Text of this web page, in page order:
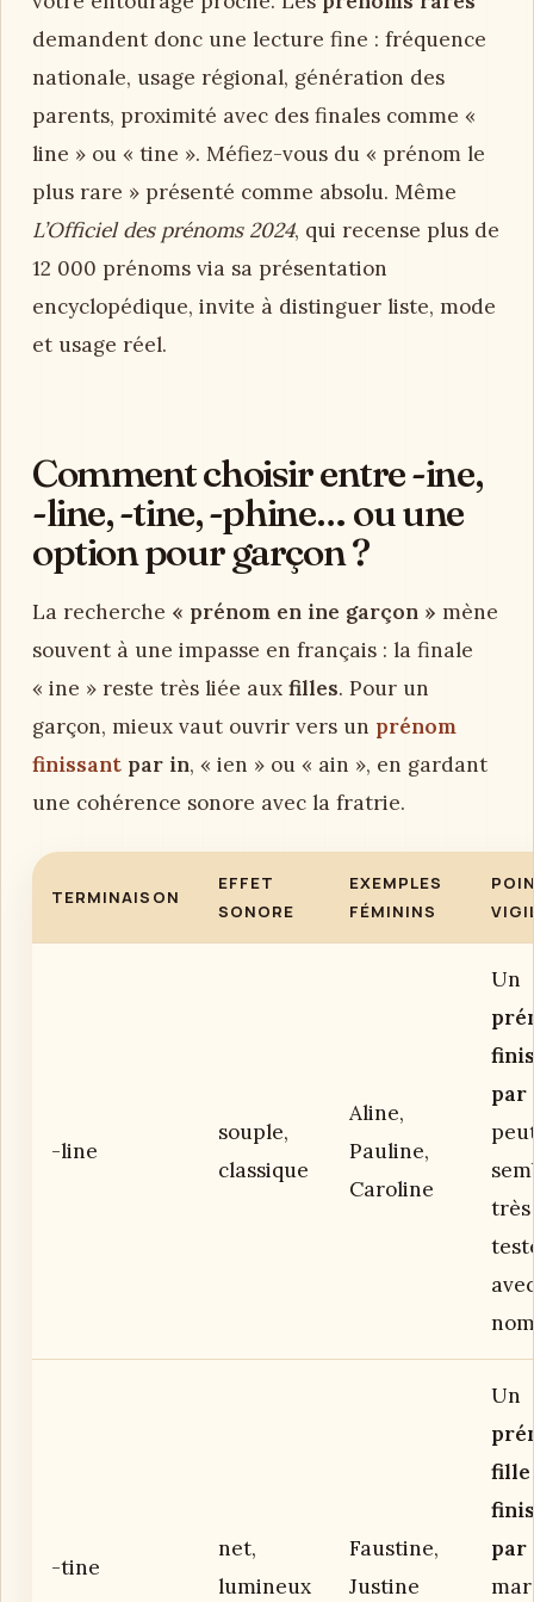
demandent donc une lecture fine : fréquence
nationale, usage régional, génération des
parents, proximité avec des finales comme «
line » ou « tine ». Méfiez-vous du « prénom le
plus rare » présenté comme absolu. Même
L’Officiel des prénoms 2024, qui recense plus de
12 000 prénoms via sa présentation
encyclopédique, invite à distinguer liste, mode
et usage réel.
Comment choisir entre -ine,
-line, -tine, -phine… ou une
option pour garçon ?
La recherche « prénom en ine garçon » mène
souvent à une impasse en français : la finale
« ine » reste très liée aux filles. Pour un
garçon, mieux vaut ouvrir vers un prénom
finissant par in, « ien » ou « ain », en gardant
une cohérence sonore avec la fratrie.
TERMINAISON
EFFET
SONORE
EXEMPLES
FÉMININS
-line
souple,
classique
Aline,
Pauline,
Caroline
Un
par
très
-tine
net,
lumineux
Faustine,
Justine
Un
fille
par